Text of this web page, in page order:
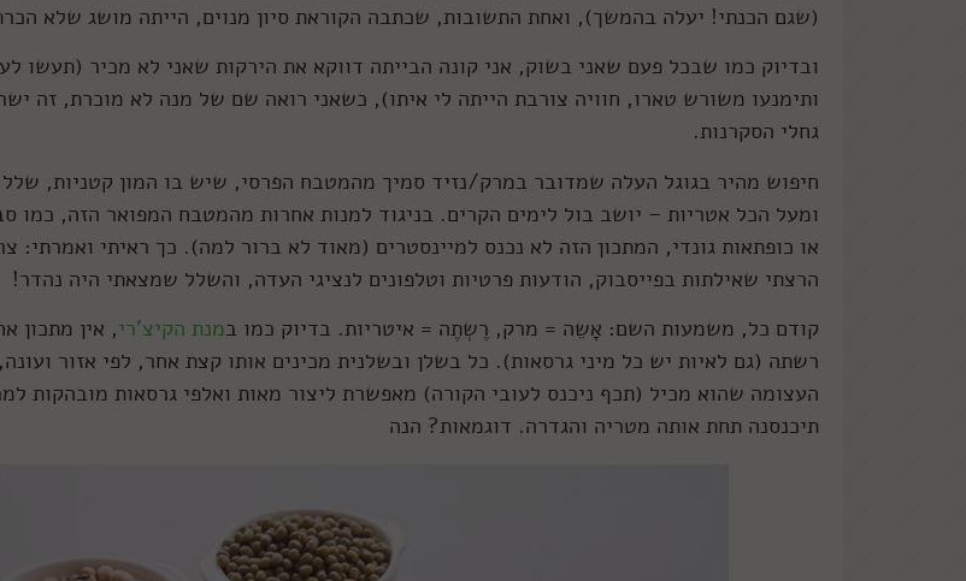
(שגם הכנתי! יעלה בהמשך), ואחת התשובות, שכתבה הקוראת סיון מנוים, הייתה מושג שלא
ובדיוק כמו שבכל פעם שאני בשוק, אני קונה הבייתה דווקא את הירקות שאני לא מכיר (תעשו
ותימנעו משורש טארו, חוויה צורבת הייתה לי איתו), כשאני רואה שם של מנה לא מוכרת, זה
גחלי הסקרנות.
חיפוש מהיר בגוגל העלה שמדובר במרק/נזיד סמיך מהמטבח הפרסי, שיש בו המון קטניות,
ומעל הכל אטריות – יושב בול לימים הקרים. בניגוד למנות אחרות מהמטבח המפואר הזה, כמו
או כופתאות גונדי, המתכון הזה לא נכנס למיינסטרים (מאוד לא ברור למה). כך ראיתי ואמרתי:
הרצתי שאילתות בפייסבוק, הודעות פרטיות וטלפונים לנציגי העדה, והשלל שמצאתי היה נהדר!
קודם כל, משמעות השם: אָשֵה = מרק, רֶשְתֶה = איטריות. בדיוק כמו במנת הקיצ'רי, אין מתכון
רשתה (גם לאיות יש כל מיני גרסאות). כל בשלן ובשלנית מכינים אותו קצת אחר, לפי אזור
העצומה שהוא מכיל (תכף ניכנס לעובי הקורה) מאפשרת ליצור מאות ואלפי גרסאות מובהקות
תיכנסנה תחת אותה מטריה והגדרה. דוגמאות? הנה